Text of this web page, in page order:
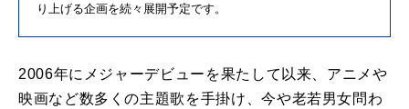
り上げる企画を続々展開予定です。
2006年にメジャーデビューを果たして以来、アニメや
映画など数多くの主題歌を手掛け、今や老若男女問わ